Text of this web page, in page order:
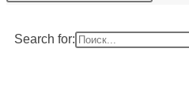
сайте
Search for: